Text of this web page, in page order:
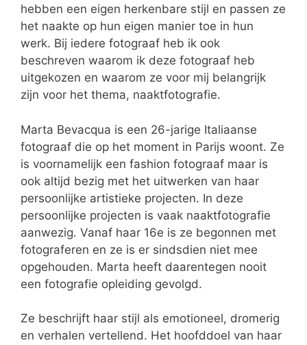
hebben een eigen herkenbare stijl en passen ze
het naakte op hun eigen manier toe in hun
werk. Bij iedere fotograaf heb ik ook
beschreven waarom ik deze fotograaf heb
uitgekozen en waarom ze voor mij belangrijk
zijn voor het thema, naaktfotografie.
Marta Bevacqua is een 26-jarige Italiaanse
fotograaf die op het moment in Parijs woont. Ze
is voornamelijk een fashion fotograaf maar is
ook altijd bezig met het uitwerken van haar
persoonlijke artistieke projecten. In deze
persoonlijke projecten is vaak naaktfotografie
aanwezig. Vanaf haar 16e is ze begonnen met
fotograferen en ze is er sindsdien niet mee
opgehouden. Marta heeft daarentegen nooit
een fotografie opleiding gevolgd.
Ze beschrijft haar stijl als emotioneel, dromerig
en verhalen vertellend. Het hoofddoel van haar